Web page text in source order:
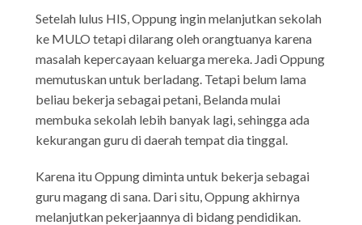
Setelah lulus HIS, Oppung ingin melanjutkan sekolah
ke MULO tetapi dilarang oleh orangtuanya karena
masalah kepercayaan keluarga mereka. Jadi Oppung
memutuskan untuk berladang. Tetapi belum lama
beliau bekerja sebagai petani, Belanda mulai
membuka sekolah lebih banyak lagi, sehingga ada
kekurangan guru di daerah tempat dia tinggal.
Karena itu Oppung diminta untuk bekerja sebagai
guru magang di sana. Dari situ, Oppung akhirnya
melanjutkan pekerjaannya di bidang pendidikan.